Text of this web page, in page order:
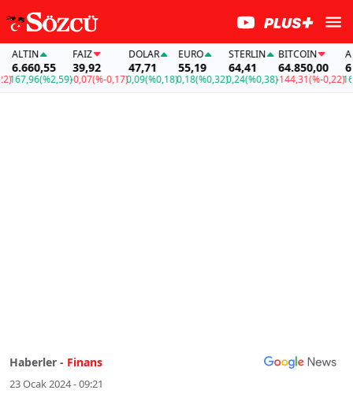
(%2,59)
FAİZ
39,92
-0,07(%-0,17)
DOLAR
47,71
0,09(%0,18)
EURO
55,19
0,18(%0,32)
STERLIN
64,41
0,24(%0,38)
BITCOIN
64.850,00
-144,31(%-0,22)
Haberler - Finans
23 Ocak 2024 - 09:21